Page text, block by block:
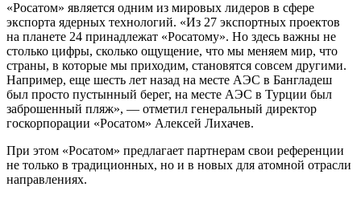
«Росатом» является одним из мировых лидеров в сфере
экспорта ядерных технологий. «Из 27 экспортных проектов
на планете 24 принадлежат «Росатому». Но здесь важны не
столько цифры, сколько ощущение, что мы меняем мир, что
страны, в которые мы приходим, становятся совсем другими.
Например, еще шесть лет назад на месте АЭС в Бангладеш
был просто пустынный берег, на месте АЭС в Турции был
заброшенный пляж», — отметил генеральный директор
госкорпорации «Росатом» Алексей Лихачев.
При этом «Росатом» предлагает партнерам свои референции
не только в традиционных, но и в новых для атомной отрасли
направлениях.